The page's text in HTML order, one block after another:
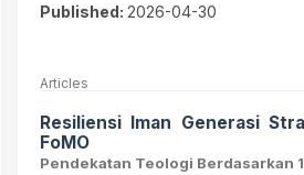
Published: 2026-04-30
Articles
Resiliensi Iman Generasi
FoMO
Pendekatan Teologi Berdasarkan